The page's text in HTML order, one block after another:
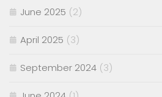
June 2025 (2)
April 2025 (3)
September 2024 (3)